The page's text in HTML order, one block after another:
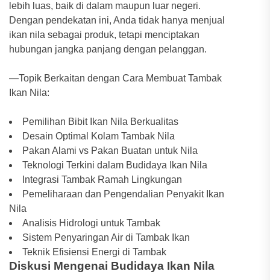
lebih luas, baik di dalam maupun luar negeri.
Dengan pendekatan ini, Anda tidak hanya menjual
ikan nila sebagai produk, tetapi menciptakan
hubungan jangka panjang dengan pelanggan.
—Topik Berkaitan dengan Cara Membuat Tambak
Ikan Nila:
Pemilihan Bibit Ikan Nila Berkualitas
Desain Optimal Kolam Tambak Nila
Pakan Alami vs Pakan Buatan untuk Nila
Teknologi Terkini dalam Budidaya Ikan Nila
Integrasi Tambak Ramah Lingkungan
Pemeliharaan dan Pengendalian Penyakit Ikan
Nila
Analisis Hidrologi untuk Tambak
Sistem Penyaringan Air di Tambak Ikan
Teknik Efisiensi Energi di Tambak
Diskusi Mengenai Budidaya Ikan Nila